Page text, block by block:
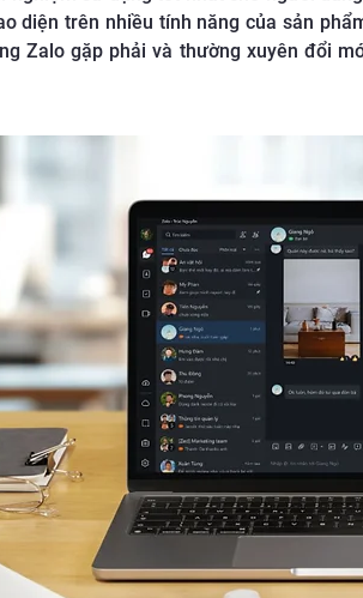
diện trên nhiều tính năng của sản
Zalo gặp phải và thường xuyên đổi